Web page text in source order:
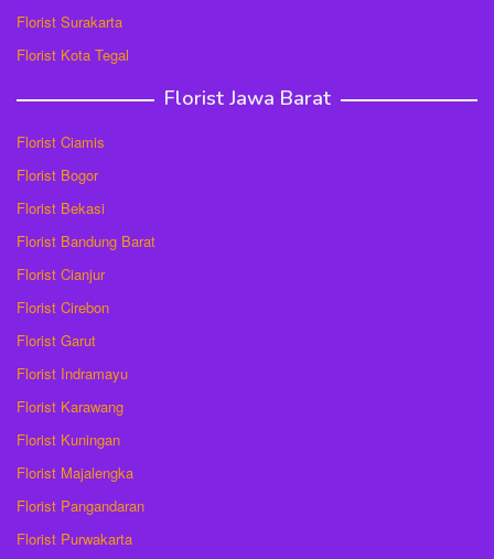
Florist Surakarta
Florist Kota Tegal
Florist Jawa Barat
Florist Ciamis
Florist Bogor
Florist Bekasi
Florist Bandung Barat
Florist Cianjur
Florist Cirebon
Florist Garut
Florist Indramayu
Florist Karawang
Florist Kuningan
Florist Majalengka
Florist Pangandaran
Florist Purwakarta